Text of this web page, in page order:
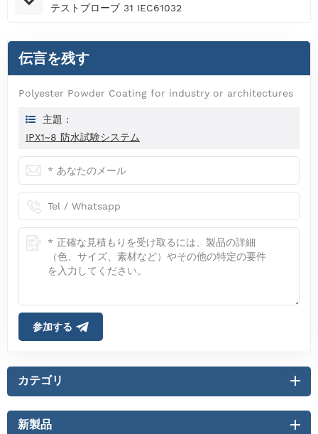
テストプローブ 31 IEC61032
伝言を残す
Polyester Powder Coating for industry or architectures
主題 :
IPX1~8 防水試験システム
参加する
カテゴリ
新製品